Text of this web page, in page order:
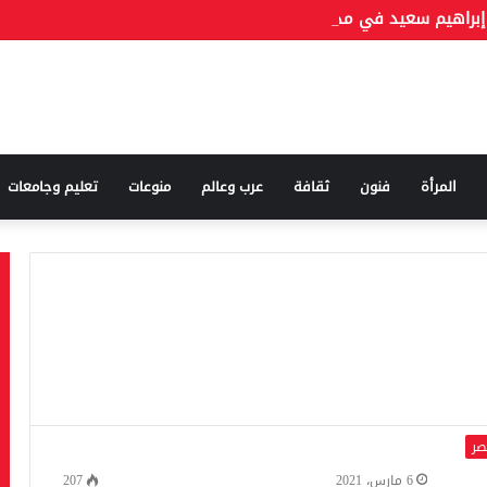
المرأة فنون ثقافة عرب وعالم منوعات تعليم وجامعات
6 مارس، 2021
207